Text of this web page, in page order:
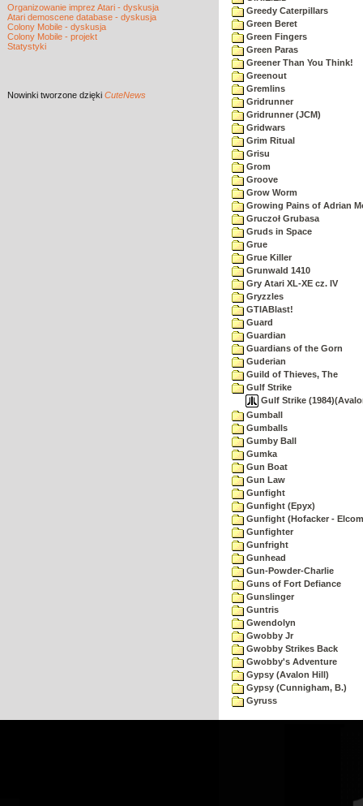
Organizowanie imprez Atari - dyskusja
Atari demoscene database - dyskusja
Colony Mobile - dyskusja
Colony Mobile - projekt
Statystyki
Nowinki tworzone dzięki CuteNews
Greedy Caterpillars
Green Beret
Green Fingers
Green Paras
Greener Than You Think!
Greenout
Gremlins
Gridrunner
Gridrunner (JCM)
Gridwars
Grim Ritual
Grisu
Grom
Groove
Grow Worm
Growing Pains of Adrian
Gruczoł Grubasa
Gruds in Space
Grue
Grue Killer
Grunwald 1410
Gry Atari XL-XE cz. IV
Gryzzles
GTIABlast!
Guard
Guardian
Guardians of the Gorn
Guderian
Guild of Thieves, The
Gulf Strike
Gulf Strike
Gumball
Gumballs
Gumby Ball
Gumka
Gun Boat
Gun Law
Gunfight
Gunfight (Epyx)
Gunfight (Hofacker -
Gunfighter
Gunfright
Gunhead
Gun-Powder-Charlie
Guns of Fort Defiance
Gunslinger
Guntris
Gwendolyn
Gwobby Jr
Gwobby Strikes Back
Gwobby's Adventure
Gypsy (Avalon Hill)
Gypsy (Cunnigham, B.)
Gyruss